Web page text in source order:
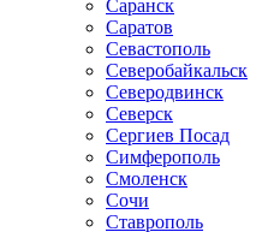
Саранск
Саратов
Севастополь
Северобайкальск
Северодвинск
Северск
Сергиев Посад
Симферополь
Смоленск
Сочи
Ставрополь